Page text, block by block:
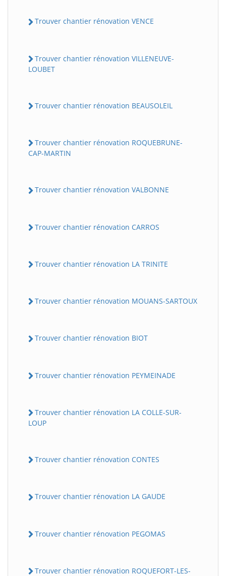
Trouver chantier rénovation VENCE
Trouver chantier rénovation VILLENEUVE-
LOUBET
Trouver chantier rénovation BEAUSOLEIL
Trouver chantier rénovation ROQUEBRUNE-
CAP-MARTIN
Trouver chantier rénovation VALBONNE
Trouver chantier rénovation CARROS
Trouver chantier rénovation LA TRINITE
Trouver chantier rénovation MOUANS-SARTOUX
Trouver chantier rénovation BIOT
Trouver chantier rénovation PEYMEINADE
Trouver chantier rénovation LA COLLE-SUR-
LOUP
Trouver chantier rénovation CONTES
Trouver chantier rénovation LA GAUDE
Trouver chantier rénovation PEGOMAS
Trouver chantier rénovation ROQUEFORT-LES-